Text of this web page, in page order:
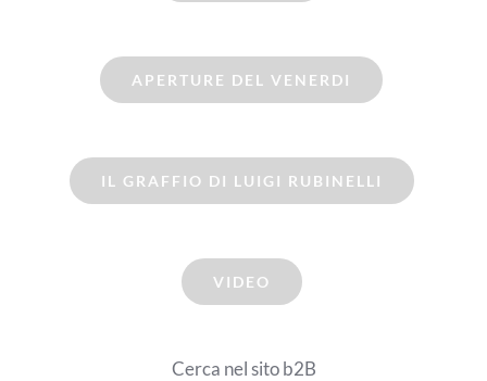
APERTURE DEL VENERDI
IL GRAFFIO DI LUIGI RUBINELLI
VIDEO
Cerca nel sito b2B